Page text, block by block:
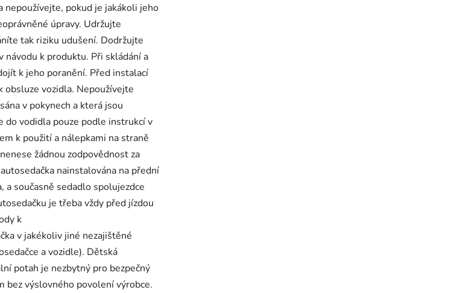
pokud je jakákoli jeho
úpravy. Udržujte
tak riziku udušení. Dodržujte
k produktu. Při skládání a
k jeho poranění. Před instalací
vozidla. Nepoužívejte
v pokynech a která jsou
do vodidla pouze podle instrukcí v
k použití a nálepkami na straně
žádnou zodpovědnost za
nainstalována na přední
současně sedadlo spolujezdce
je třeba vždy před jízdou
k
v jakékoliv jiné nezajištěné
a vozidle). Dětská
potah je nezbytný pro bezpečný
bez výslovného povolení výrobce.